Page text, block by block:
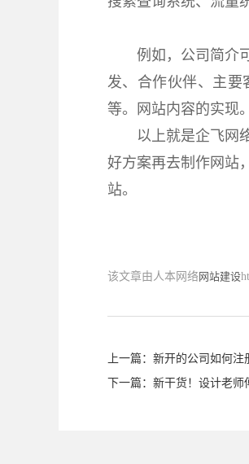
例如，公司简介
发、合作伙伴、主要
等。网站内容的实现。
以上就是企飞网
好方案再去制作网站
站。
该文章由人本网络网站建设
上一篇： 新开的公司如何注
下一篇： 新干货！设计老师